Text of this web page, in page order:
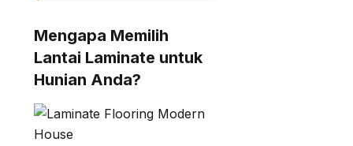
Mengapa Memilih
Lantai Laminate untuk
Hunian Anda?